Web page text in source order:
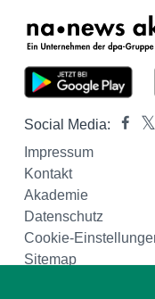
Social Media:
Impressum
Kontakt
Akademie
Datenschutz
Cookie-
Sitemap